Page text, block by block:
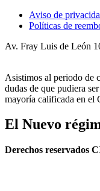
Aviso de
Políticas de
Av. Fray Luis de León
Asistimos al periodo de
dudas de que pudiera
mayoría calificada en el
El Nuevo
Derechos reservados